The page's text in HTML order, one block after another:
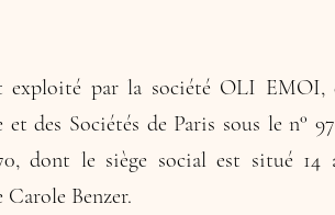
par la société OLI EMOI,
des Sociétés de Paris sous le n°
dont le siège social est situé 14
Carole Benzer.